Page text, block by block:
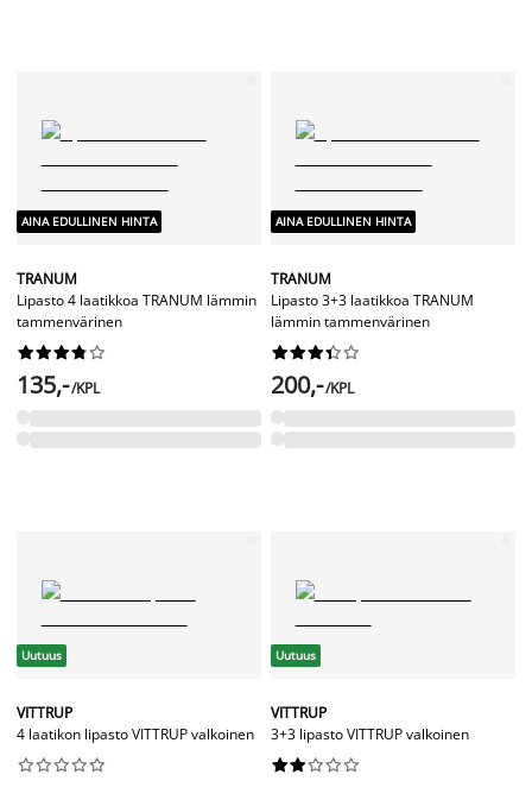
AINA EDULLINEN HINTA
TRANUM
Lipasto 4 laatikkoa TRANUM lämmin
tammenvärinen






135,-/KPL
AINA EDULLINEN HINTA
TRANUM
Lipasto 3+3 laatikkoa TRANUM
lämmin tammenvärinen






200,-/KPL
Uutuus
VITTRUP
4 laatikon lipasto VITTRUP valkoinen






Uutuus
VITTRUP
3+3 lipasto VITTRUP valkoinen





